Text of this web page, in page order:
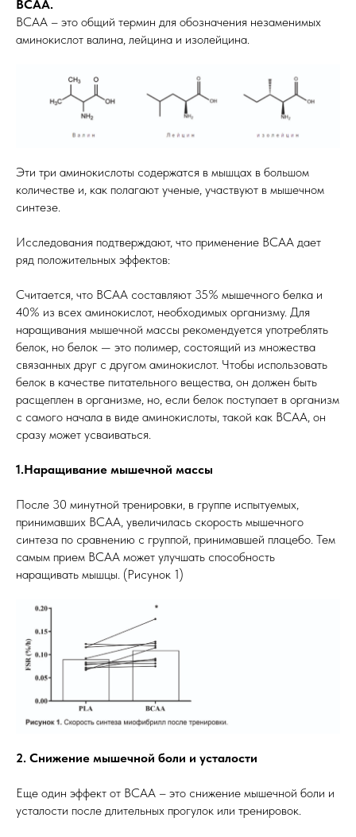
ВСАА.
BCAA – это общий термин для обозначения незаменимых
аминокислот валина, лейцина и изолейцина.
Эти три аминокислоты содержатся в мышцах в большом
количестве и, как полагают ученые, участвуют в мышечном
синтезе.
Исследования подтверждают, что применение BCAA дает
ряд положительных эффектов:
Считается, что BCAA составляют 35% мышечного белка и
40% из всех аминокислот, необходимых организму. Для
наращивания мышечной массы рекомендуется употреблять
белок, но белок — это полимер, состоящий из множества
связанных друг с другом аминокислот. Чтобы использовать
белок в качестве питательного вещества, он должен быть
расщеплен в организме, но, если белок поступает в организм
с самого начала в виде аминокислоты, такой как BCAA, он
сразу может усваиваться.
1.Наращивание мышечной массы
После 30 минутной тренировки, в группе испытуемых,
принимавших BCAA, увеличилась скорость мышечного
синтеза по сравнению с группой, принимавшей плацебо. Тем
самым прием BCAA может улучшать способность
наращивать мышцы. (Рисунок 1)
2. Снижение мышечной боли и усталости
Еще один эффект от ВСАА – это снижение мышечной боли и
усталости после длительных прогулок или тренировок.